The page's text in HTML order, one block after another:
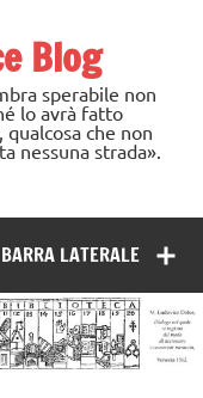
Blog
sperabile non
lo avrà fatto
che non
nessuna strada».
BARRA LATERALE